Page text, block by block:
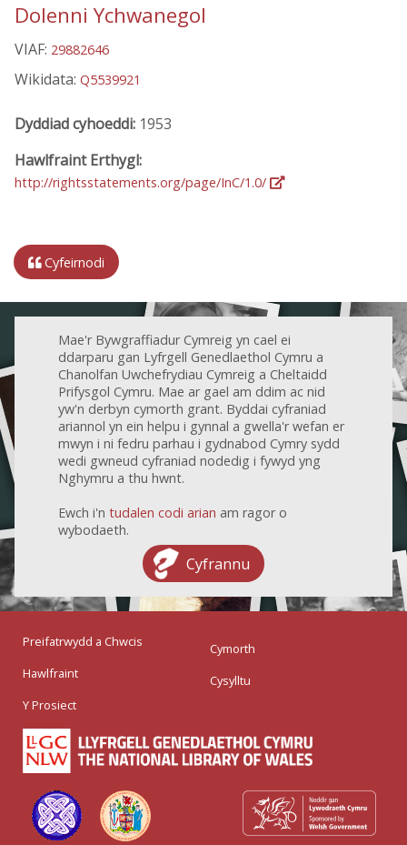
Dolenni Ychwanegol
VIAF: 29882646
Wikidata: Q5539921
Dyddiad cyhoeddi: 1953
Hawlfraint Erthygl:
http://rightsstatements.org/page/InC/1.0/
Cyfeirnodi
Mae'r Bywgraffiadur Cymreig yn cael ei
ddarparu gan Lyfrgell Genedlaethol Cymru a
Chanolfan Uwchefrydiau Cymreig a Cheltaidd
Prifysgol Cymru. Mae ar gael am ddim ac nid
yw'n derbyn cymorth grant. Byddai cyfraniad
ariannol yn ein helpu i gynnal a gwella'r wefan er
mwyn i ni fedru parhau i gydnabod Cymry sydd
wedi gwneud cyfraniad nodedig i fywyd yng
Nghymru a thu hwnt.
Ewch i'n tudalen codi arian am ragor o
wybodaeth.
Cyfrannu
Preifatrwydd a Chwcis
Hawlfraint
Y Prosiect
Cymorth
Cysylltu